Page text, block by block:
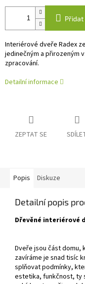
Přidat
Interiérové dveře Radex
jedinečným a přirozeným
zpracování.
Detailní informace
ZEPTAT SE
Popis Diskuze
Detailní popis
Dřevěné interiérové
Dveře jsou část domu,
zavíráme je snad tisíc
splňovat podmínky,
estetika, funkčnost, ty